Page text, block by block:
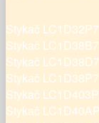
Stykač
Stykač
Stykač
Stykač
Stykač
Stykač